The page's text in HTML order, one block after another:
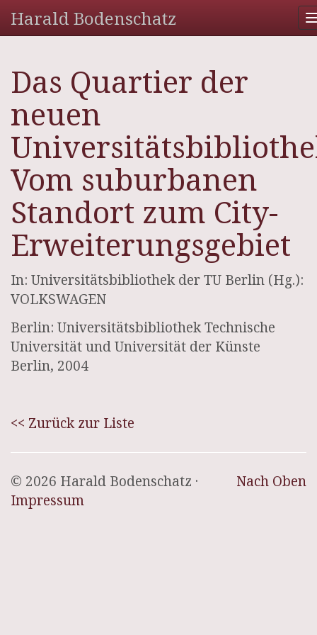
Harald Bodenschatz
Das Quartier der
neuen
Vom suburbanen
Standort zum City-
Erweiterungsgebiet
In: Universitätsbibliothek der TU Berlin (Hg.):
VOLKSWAGEN
Berlin: Universitätsbibliothek Technische
Universität und Universität der Künste
Berlin, 2004
<< Zurück zur Liste
Nach Oben
© 2026 Harald Bodenschatz ·
Impressum